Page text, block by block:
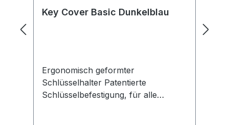
Key Cover Basic Dunkelblau
Ergonomisch geformter
Schlüsselhalter Patentierte
Schlüsselbefestigung, für alle